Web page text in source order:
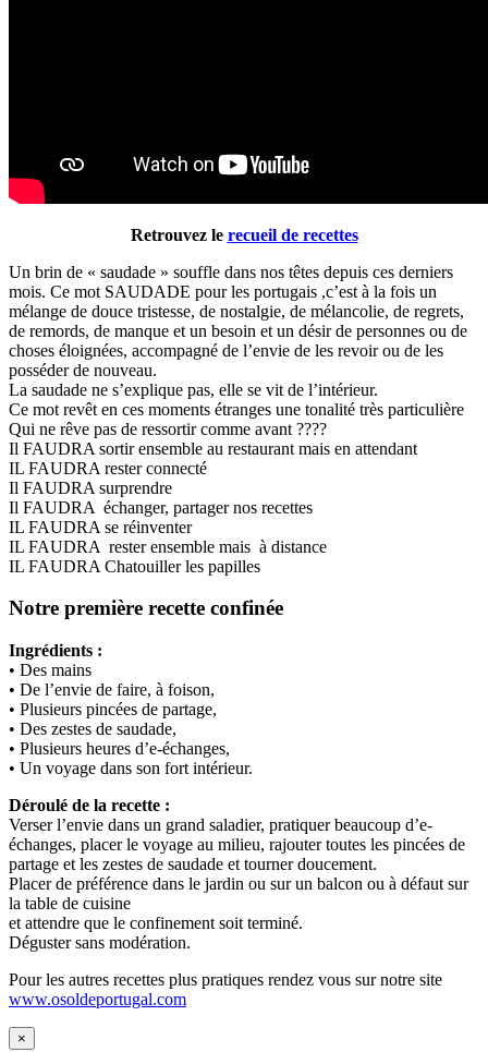
Retrouvez le recueil de recettes
Un brin de « saudade » souffle dans nos têtes depuis ces derniers
mois. Ce mot SAUDADE pour les portugais ,c’est à la fois un
mélange de douce tristesse, de nostalgie, de mélancolie, de regrets,
de remords, de manque et un besoin et un désir de personnes ou de
choses éloignées, accompagné de l’envie de les revoir ou de les
posséder de nouveau.
La saudade ne s’explique pas, elle se vit de l’intérieur.
Ce mot revêt en ces moments étranges une tonalité très particulière
Qui ne rêve pas de ressortir comme avant ????
Il FAUDRA sortir ensemble au restaurant mais en attendant
IL FAUDRA rester connecté
Il FAUDRA surprendre
Il FAUDRA échanger, partager nos recettes
IL FAUDRA se réinventer
IL FAUDRA rester ensemble mais à distance
IL FAUDRA Chatouiller les papilles
Notre première recette confinée
Ingrédients :
• Des mains
• De l’envie de faire, à foison,
• Plusieurs pincées de partage,
• Des zestes de saudade,
• Plusieurs heures d’e-échanges,
• Un voyage dans son fort intérieur.
Déroulé de la recette :
Verser l’envie dans un grand saladier, pratiquer beaucoup d’e-
échanges, placer le voyage au milieu, rajouter toutes les pincées de
partage et les zestes de saudade et tourner doucement.
Placer de préférence dans le jardin ou sur un balcon ou à défaut sur
la table de cuisine
et attendre que le confinement soit terminé.
Déguster sans modération.
Pour les autres recettes plus pratiques rendez vous sur notre site
www.osoldeportugal.com
×